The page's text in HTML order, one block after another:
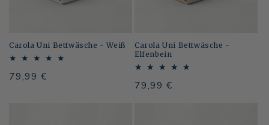
Carola Uni Bettwäsche - Weiß
Normaler
79,99 €
Carola Uni Bettwäsche -
Elfenbein
Normaler
79,99 €